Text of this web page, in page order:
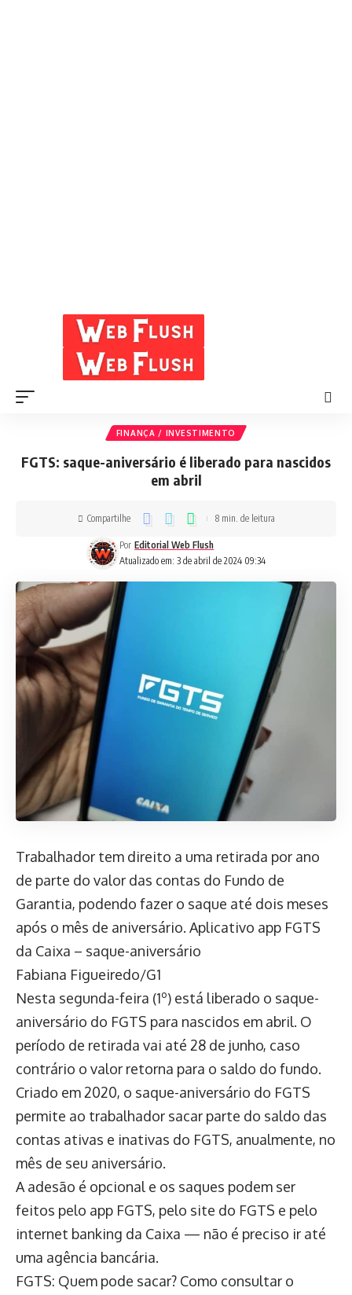
FINANÇA / INVESTIMENTO
FGTS: saque-aniversário é liberado para nascidos
em abril
Atualizado em: 3 de abril de 2024 09:34
Por Editorial Web Flush
Compartilhe 8 min. de leitura
Trabalhador tem direito a uma retirada por ano
de parte do valor das contas do Fundo de
Garantia, podendo fazer o saque até dois meses
após o mês de aniversário. Aplicativo app FGTS
da Caixa – saque-aniversário
Fabiana Figueiredo/G1
Nesta segunda-feira (1º) está liberado o saque-
aniversário do FGTS para nascidos em abril. O
período de retirada vai até 28 de junho, caso
contrário o valor retorna para o saldo do fundo.
Criado em 2020, o saque-aniversário do FGTS
permite ao trabalhador sacar parte do saldo das
contas ativas e inativas do FGTS, anualmente, no
mês de seu aniversário.
A adesão é opcional e os saques podem ser
feitos pelo app FGTS, pelo site do FGTS e pelo
internet banking da Caixa — não é preciso ir até
uma agência bancária.
FGTS: Quem pode sacar? Como consultar o